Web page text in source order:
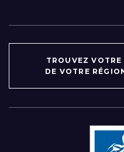
TROUVEZ
DE VOTRE